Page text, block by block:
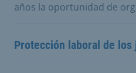
años la oportunidad de
Protección laboral de los